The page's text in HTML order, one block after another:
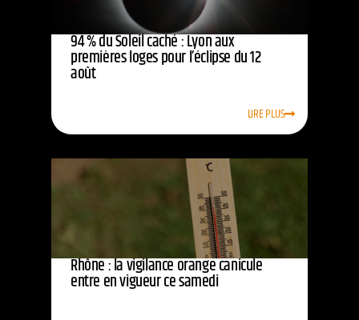
94 % du Soleil caché : Lyon aux
premières loges pour l’éclipse du 12
août
LIRE PLUS
Rhône : la vigilance orange canicule
entre en vigueur ce samedi